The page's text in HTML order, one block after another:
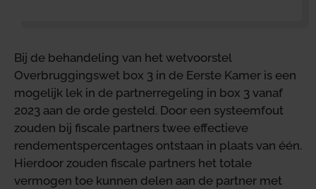
Bij de behandeling van het wetvoorstel
Overbruggingswet box 3 in de Eerste Kamer is een
mogelijk lek in de partnerregeling in box 3 vanaf
2023 aan de orde gesteld. Door een systeemfout
zouden bij fiscale partners twee effectieve
rendementspercentages ontstaan in plaats van één.
Hierdoor zouden fiscale partners het totale
vermogen toe kunnen delen aan de partner met